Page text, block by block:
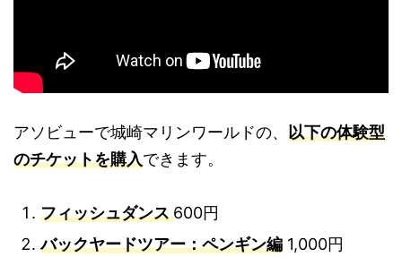
アソビューで城崎マリンワールドの、 以下の体験型
のチケットを購入できます。
フィッシュダンス600円
バックヤードツアー：ペンギン編 1,000円